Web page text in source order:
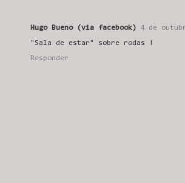
Hugo Bueno (via facebook) 4 de
"Sala de estar" sobre rodas !
Responder